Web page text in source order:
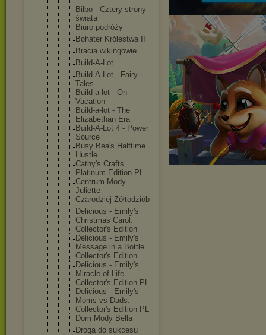
Bilbo - Cztery strony
świata
Biuro podróży
Bohater Królestwa II
Bracia wikingowie
Build-A-Lot
Build-A-Lot - Fairy
Tales
Build-a-lot - On
Vacation
Build-a-lot - The
Elizabethan Era
Build-A-Lot 4 - Power
Source
Busy Bea's Halftime
Hustle
Cathy's Crafts.
Platinum Edition PL
Centrum Mody
Juliette
Czarodziej Żółtodziób
Delicious - Emily's
Christmas Carol.
Collector's Edition
Delicious - Emily's
Message in a Bottle.
Collector's Edition
Delicious - Emily's
Miracle of Life.
Collector's Edition PL
Delicious - Emily's
Moms vs Dads.
Collector's Edition PL
Dom Mody Bella
Droga do sukcesu